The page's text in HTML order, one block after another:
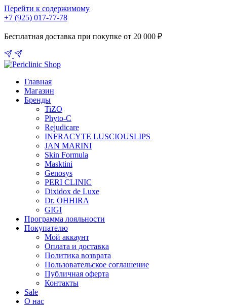
Перейти к содержимому
+7 (925) 017-77-78
Бесплатная доставка при покупке от 20 000 ₽
Главная
Магазин
Бренды
TiZO
Phyto-C
Rejudicare
INFRACYTE LUSCIOUSLIPS
JAN MARINI
Skin Formula
Masktini
Genosys
PERI CLINIC
Dixidox de Luxe
Dr. OHHIRA
GIGI
Программа лояльности
Покупателю
Мой аккаунт
Оплата и доставка
Политика возврата
Пользовательское соглашение
Публичная оферта
Контакты
Sale
О нас